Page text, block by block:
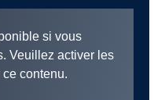
si vous
Veuillez activer les
contenu.